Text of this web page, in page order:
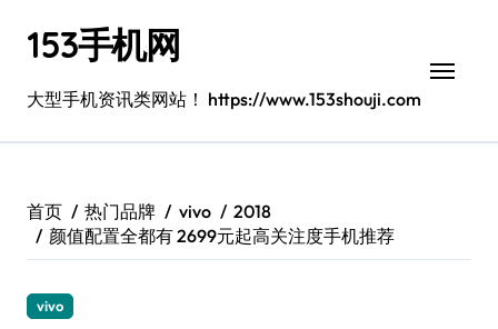
153手机网
大型手机资讯类网站！ https://www.153shouji.com
首页 热门品牌 vivo
2018
颜值配置全都有 2699元起高关注度手机推荐
vivo